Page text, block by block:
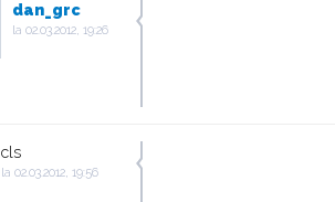
dan_grc
la 02.03.2012, 19:26
cls
la 02.03.2012, 19:56